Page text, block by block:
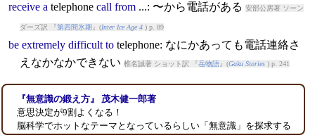
receive a telephone call from...: 〜から電話がある 安部公房著 ソーン
ダーズ訳 『第四間氷期 』(Inter Ice Age 4) p. 89
be extremely difficult to telephone: なにかあっても電話連絡さ
えなかなかできない 椎名誠著 ショット訳 『岳物語』(Gaku Stories) p. 241
『無意識の鍛え方』 茂木健一郎著
意思決定が9割よくなる！
脳科学でホットなテーマとなっているらしい「無意識」を探求する